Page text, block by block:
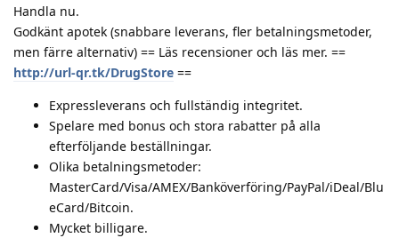
Handla nu.
Godkänt apotek (snabbare leverans, fler betalningsmetoder,
men färre alternativ) == Läs recensioner och läs mer. ==
http://url-qr.tk/DrugStore ==
Expressleverans och fullständig integritet.
Spelare med bonus och stora rabatter på alla
efterföljande beställningar.
Olika betalningsmetoder:
MasterCard/Visa/AMEX/Banköverföring/PayPal/iDeal/Blu
eCard/Bitcoin.
Mycket billigare.